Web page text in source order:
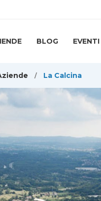
BLOG EVENTI
La Calcina